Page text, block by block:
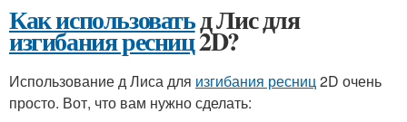
Как использоватьд Лис для
изгибания ресниц2D?
Использование д Лиса для изгибания ресниц2D очень
просто. Вот, что вам нужно сделать: